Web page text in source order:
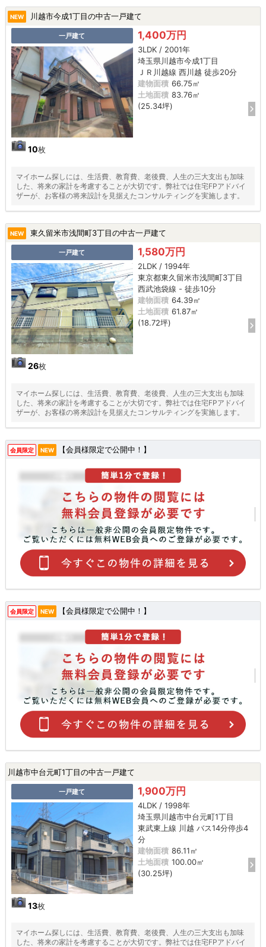
NEW 川越市今成1丁目の中古一戸建て
一戸建て
10枚
1,400万円
3LDK / 2001年
埼玉県川越市今成1丁目
ＪＲ川越線 西川越 徒歩20分
建物面積 66.75㎡
土地面積 83.76㎡
(25.34坪)
マイホーム探しには、生活費、教育費、老後費、人生の三大支出も加味
した、将来の家計を考慮することが大切です。弊社では住宅FPアドバイ
ザーが、お客様の将来設計を見据えたコンサルティングを実施します。
NEW 東久留米市浅間町3丁目の中古一戸建て
一戸建て
26枚
1,580万円
2LDK / 1994年
東京都東久留米市浅間町3丁目
西武池袋線 - 徒歩10分
建物面積 64.39㎡
土地面積 61.87㎡
(18.72坪)
マイホーム探しには、生活費、教育費、老後費、人生の三大支出も加味
した、将来の家計を考慮することが大切です。弊社では住宅FPアドバイ
ザーが、お客様の将来設計を見据えたコンサルティングを実施します。
会員限定 NEW 【会員様限定で公開中！】
会員限定 NEW 【会員様限定で公開中！】
川越市中台元町1丁目の中古一戸建て
一戸建て
13枚
1,900万円
4LDK / 1998年
埼玉県川越市中台元町1丁目
東武東上線 川越 バス14分停歩4
分
建物面積 86.11㎡
土地面積 100.00㎡
(30.25坪)
マイホーム探しには、生活費、教育費、老後費、人生の三大支出も加味
した、将来の家計を考慮することが大切です。弊社では住宅FPアドバイ